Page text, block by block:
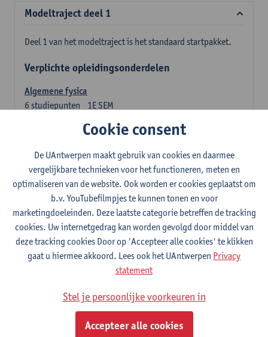
Modeltraject deel 1
Deel 1 van het modeltraject is het standaard startpakket.
Verplichte opleidingsonderdelen
Algemene fysica
1E SEM
6 studiepunten
1E SEM
studiepunten
Lesgever(s):
Jan Sijbers
Algemene chemie m.i.v. labovaardigheden
1E SEM
7studiepunten
Lesgever(s):
Frank Blockhuys Christophe De Bie
Studium generale in de biomedische wetenschappen deel
1: onderzoek in de levenswetenschappen
Lesgever(s):
Anja Verhulst Sebastiaan De Schepper
1E SEM
Cookie consent
De UAntwerpen maakt gebruik van cookies en daarmee
vergelijkbare technieken voor het functioneren, meten en
optimaliseren van de website. Ook worden er cookies geplaatst om
b.v. YouTubefilmpjes te kunnen tonen en voor
marketingdoeleinden. Deze laatste categorie betreffen de tracking
cookies. Uw internetgedrag kan worden gevolgd door middel van
deze tracking cookies Door op 'Accepteer alle cookies' te klikken
gaat u hiermee akkoord. Lees ook het UAntwerpen Privacy
statement
Stel je persoonlijke voorkeuren in
Accepteer alle cookies